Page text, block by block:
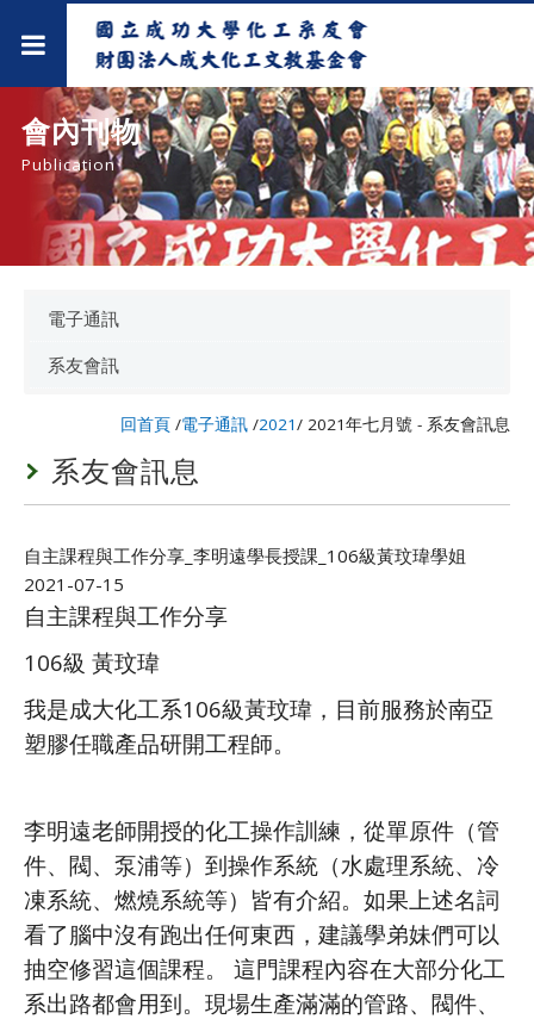
會內刊物
Publication
電子通訊
系友會訊
回首頁 /電子通訊 /2021/ 2021年七月號 - 系友會訊息
系友會訊息
自主課程與工作分享_李明遠學長授課_106級黃玟瑋學姐
2021-07-15
自主課程與工作分享
106級 黃玟瑋
我是成大化工系106級黃玟瑋，目前服務於南亞
塑膠任職產品研開工程師。
李明遠老師開授的化工操作訓練，從單原件（管
件、閥、泵浦等）到操作系統（水處理系統、冷
凍系統、燃燒系統等）皆有介紹。如果上述名詞
看了腦中沒有跑出任何東西，建議學弟妹們可以
抽空修習這個課程。 這門課程內容在大部分化工
系出路都會用到。現場生產滿滿的管路、閥件、